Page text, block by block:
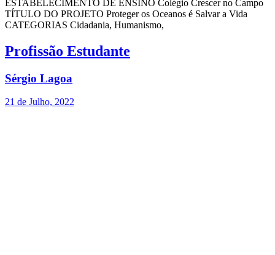
ESTABELECIMENTO DE ENSINO Colégio Crescer no Campo
TÍTULO DO PROJETO Proteger os Oceanos é Salvar a Vida
CATEGORIAS Cidadania, Humanismo,
Profissão Estudante
Sérgio Lagoa
21 de Julho, 2022